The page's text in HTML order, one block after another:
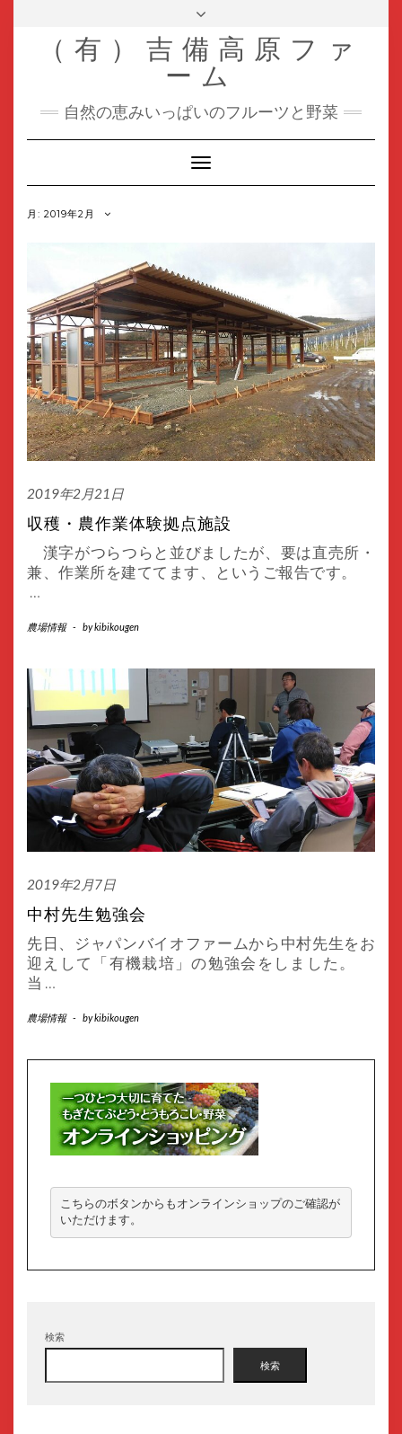
header
（有）吉備高原ファ
ーム
自然の恵みいっぱいのフルーツと野菜
Toggle
Navigation
月: 2019年2月
2019年2月21日
収穫・農作業体験拠点施設
漢字がつらつらと並びましたが、要は直売所・
兼、作業所を建ててます、というご報告です。
…
農場情報 - bykibikougen
2019年2月7日
中村先生勉強会
先日、ジャパンバイオファームから中村先生をお
迎えして「有機栽培」の勉強会をしました。
当 …
農場情報 - bykibikougen
こちらのボタンからもオンラインショップのご確認が
いただけます。
検索
検索